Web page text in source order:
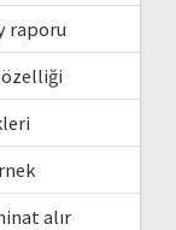
raporu
alır